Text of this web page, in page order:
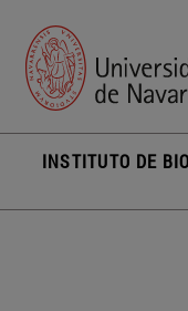
INSTITUTO DE